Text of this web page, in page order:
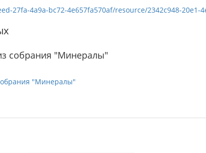
4a9a-bc72-4e657fa570af/resource/2342c948-20e1-
собрания "Минералы"
"Минералы"